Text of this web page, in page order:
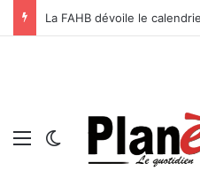
La FAHB dévoile le
Menu Switch skin